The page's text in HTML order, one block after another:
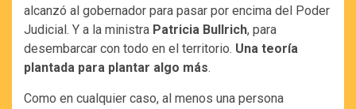
alcanzó al gobernador para pasar por encima del Poder
Judicial. Y a la ministra Patricia Bullrich, para
desembarcar con todo en el territorio. Una teoría
plantada para plantar algo más.
Como en cualquier caso, al menos una persona